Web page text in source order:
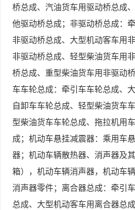
桥总成、汽油货车用驱动桥总成
他驱动桥总成；非驱动桥总成：
非驱动桥总成、大型机动客车用
非驱动桥总成、轻型柴油货车用
桥总成、重型柴油货车用非驱动
车车轮总成：牵引车车轮总成、
自卸车车轮总成、轻型柴油货车
型柴油货车车轮总成、拖拉机用
成；机动车悬挂减震器：乘用车
器；机动车辆散热器、消声器及
箱），机动车辆消声器，机动车
消声器零件；离合器总成：牵引
总成、大型机动客车用离合器总